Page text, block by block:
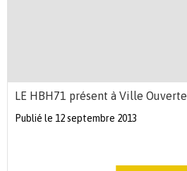
LE HBH71 présent à Ville Ouverte
Publié le 12 septembre 2013